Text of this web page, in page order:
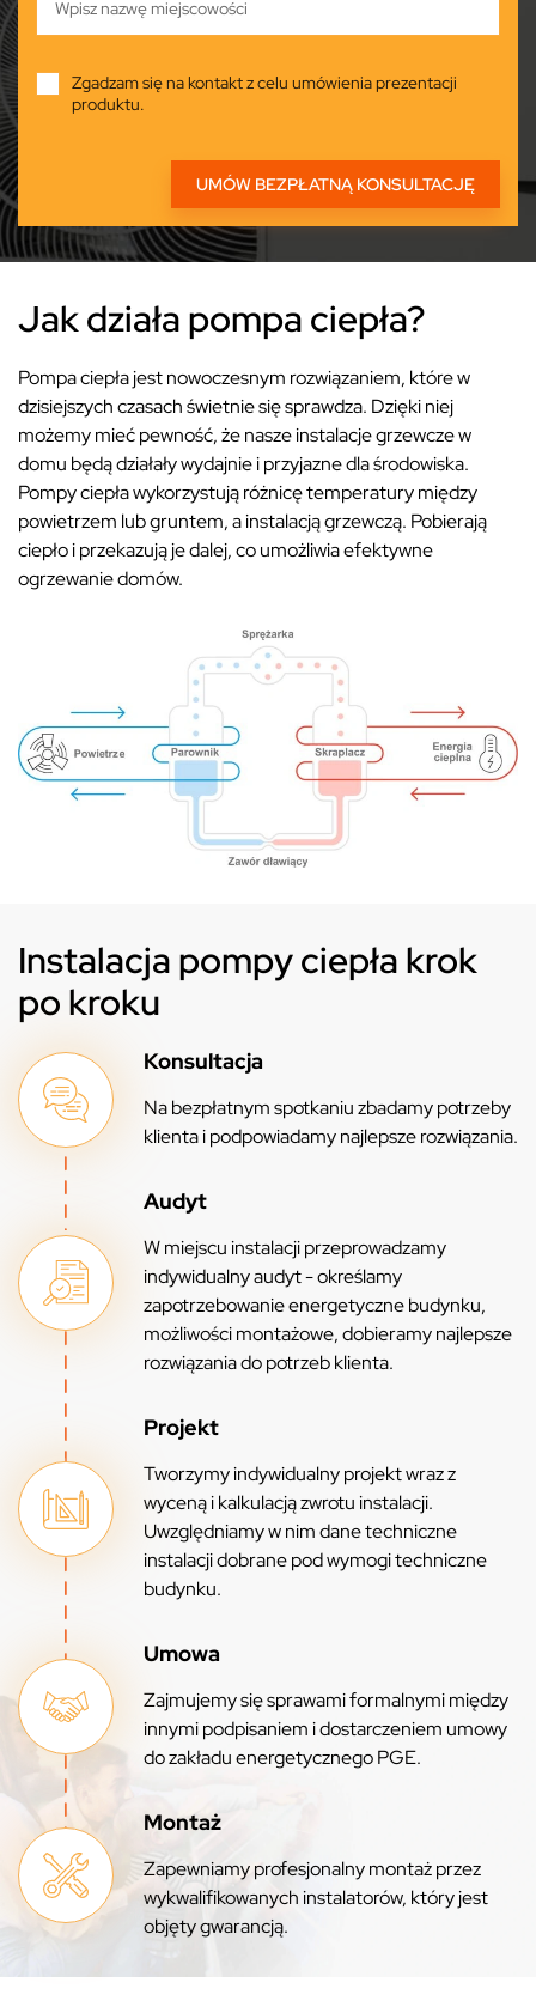
Zgadzam się na kontakt z celu umówienia prezentacji
produktu.
Jak działa pompa ciepła?
Pompa ciepła jest nowoczesnym rozwiązaniem, które w
dzisiejszych czasach świetnie się sprawdza. Dzięki niej
możemy mieć pewność, że nasze instalacje grzewcze w
domu będą działały wydajnie i przyjazne dla środowiska.
Pompy ciepła wykorzystują różnicę temperatury między
powietrzem lub gruntem, a instalacją grzewczą. Pobierają
ciepło i przekazują je dalej, co umożliwia efektywne
ogrzewanie domów.
Instalacja pompy ciepła krok
po kroku
Konsultacja
Na bezpłatnym spotkaniu zbadamy potrzeby
klienta i podpowiadamy najlepsze rozwiązania.
Audyt
W miejscu instalacji przeprowadzamy
indywidualny audyt - określamy
zapotrzebowanie energetyczne budynku,
możliwości montażowe, dobieramy najlepsze
rozwiązania do potrzeb klienta.
Projekt
Tworzymy indywidualny projekt wraz z
wyceną i kalkulacją zwrotu instalacji.
Uwzględniamy w nim dane techniczne
instalacji dobrane pod wymogi techniczne
budynku.
Umowa
Zajmujemy się sprawami formalnymi między
innymi podpisaniem i dostarczeniem umowy
do zakładu energetycznego PGE.
Montaż
Zapewniamy profesjonalny montaż przez
wykwalifikowanych instalatorów, który jest
objęty gwarancją.